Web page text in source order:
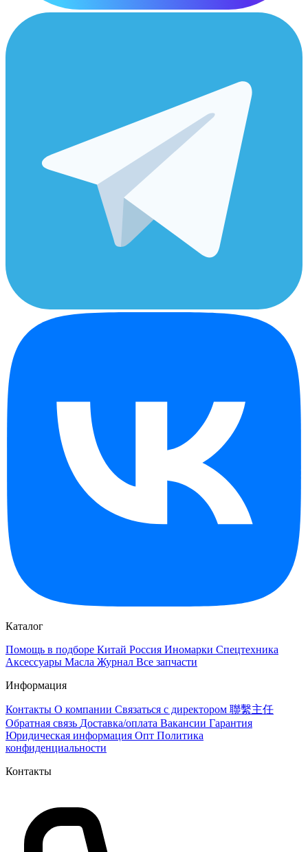
Каталог
Помощь в подборе Китай Россия Иномарки Спецтехника
Аксессуары Масла Журнал Все запчасти
Информация
Контакты О компании Связаться с директором 聯繫主任
Обратная связь Доставка/оплата Вакансии Гарантия
Юридическая информация Опт Политика
конфиденциальности
Контакты